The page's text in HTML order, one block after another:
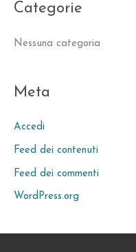
Categorie
Nessuna categoria
Meta
Accedi
Feed dei contenuti
Feed dei commenti
WordPress.org